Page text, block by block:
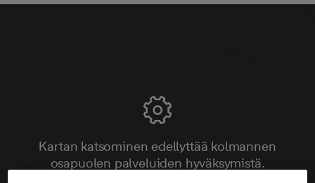
Kartan katsominen edellyttää kolmannen
osapuolen palveluiden hyväksymistä.